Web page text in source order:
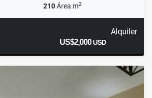
210Área m2
Alquiler
US$2,000USD